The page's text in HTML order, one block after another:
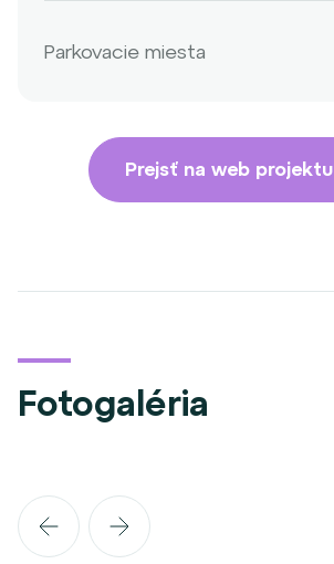
Parkovacie miesta
Prejsť na web projektu
Fotogaléria